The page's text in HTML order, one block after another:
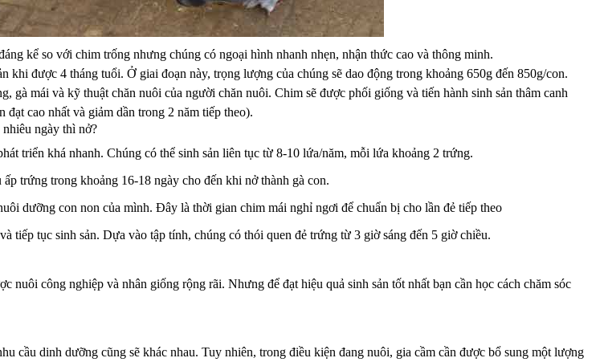
kể so với chim trống nhưng chúng có ngoại hình nhanh nhẹn, nhận thức cao và thông minh.
khi được 4 tháng tuổi. Ở giai đoạn này, trọng lượng của chúng sẽ dao động trong khoảng 650g đến 850g/con.
gà mái và kỹ thuật chăn nuôi của người chăn nuôi. Chim sẽ được phối giống và tiến hành sinh sản thâm canh
đạt cao nhất và giảm dần trong 2 năm tiếp theo).
ngày thì nở?
triển khá nhanh. Chúng có thể sinh sản liên tục từ 8-10 lứa/năm, mỗi lứa khoảng 2 trứng.
trứng trong khoảng 16-18 ngày cho đến khi nở thành gà con.
dưỡng con non của mình. Đây là thời gian chim mái nghỉ ngơi để chuẩn bị cho lần đẻ tiếp theo
tiếp tục sinh sản. Dựa vào tập tính, chúng có thói quen đẻ trứng từ 3 giờ sáng đến 5 giờ chiều.
nuôi công nghiệp và nhân giống rộng rãi. Nhưng để đạt hiệu quả sinh sản tốt nhất bạn cần học cách chăm sóc
cầu dinh dưỡng cũng sẽ khác nhau. Tuy nhiên, trong điều kiện đang nuôi, gia cầm cần được bổ sung một lượng